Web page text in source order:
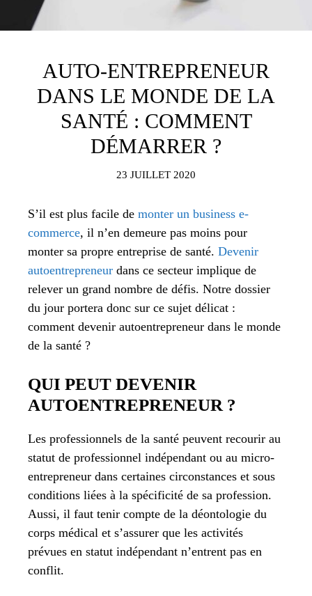
AUTO-ENTREPRENEUR
DANS LE MONDE DE LA
SANTÉ : COMMENT
DÉMARRER ?
23 JUILLET 2020
S’il est plus facile de monter un business e-
commerce, il n’en demeure pas moins pour
monter sa propre entreprise de santé. Devenir
autoentrepreneur dans ce secteur implique de
relever un grand nombre de défis. Notre dossier
du jour portera donc sur ce sujet délicat :
comment devenir autoentrepreneur dans le monde
de la santé ?
QUI PEUT DEVENIR
AUTOENTREPRENEUR ?
Les professionnels de la santé peuvent recourir au
statut de professionnel indépendant ou au micro-
entrepreneur dans certaines circonstances et sous
conditions liées à la spécificité de sa profession.
Aussi, il faut tenir compte de la déontologie du
corps médical et s’assurer que les activités
prévues en statut indépendant n’entrent pas en
conflit.